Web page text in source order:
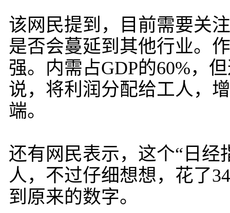
该网民提到，目前需要关
是否会蔓延到其他行业。
强。内需占GDP的60%，
说，将利润分配给工人，
端。
还有网民表示，这个“日经
人，不过仔细想想，花了
到原来的数字。